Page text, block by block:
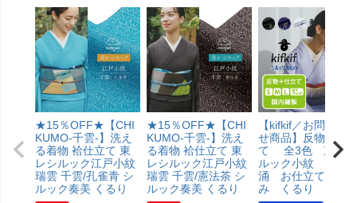
★15％OFF★【CHI
KUMO-千雲-】洗え
る着物 袷仕立て 東
レシルック江戸小紋
瑞雲 千雲/孔雀青 シ
ルック奏美 くるり
★15％OFF★【CHI
KUMO-千雲-】洗え
る着物 袷仕立て 東
レシルック江戸小紋
瑞雲 千雲/憲法茶 シ
ルック奏美 くるり
【kifkif／お問い合
せ商品】反物＋仕
て 全3色 東レシ
ルック小紋 花立
涌 お仕立て代込
み くるり